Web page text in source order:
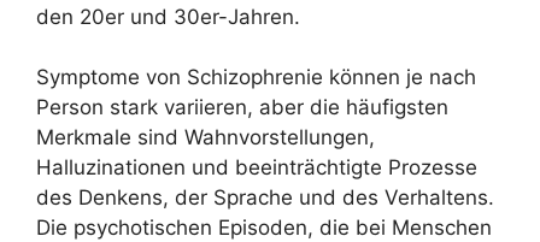
den 20er und 30er-Jahren.
Symptome von Schizophrenie können je nach
Person stark variieren, aber die häufigsten
Merkmale sind Wahnvorstellungen,
Halluzinationen und beeinträchtigte Prozesse
des Denkens, der Sprache und des Verhaltens.
Die psychotischen Episoden, die bei Menschen